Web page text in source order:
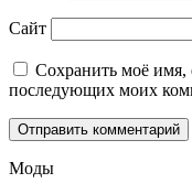
Сайт
Сохранить моё имя,
последующих моих
Моды